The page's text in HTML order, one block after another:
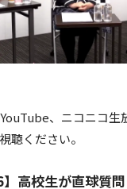
、ニコニコ生
聴ください。
高校生が直球質問